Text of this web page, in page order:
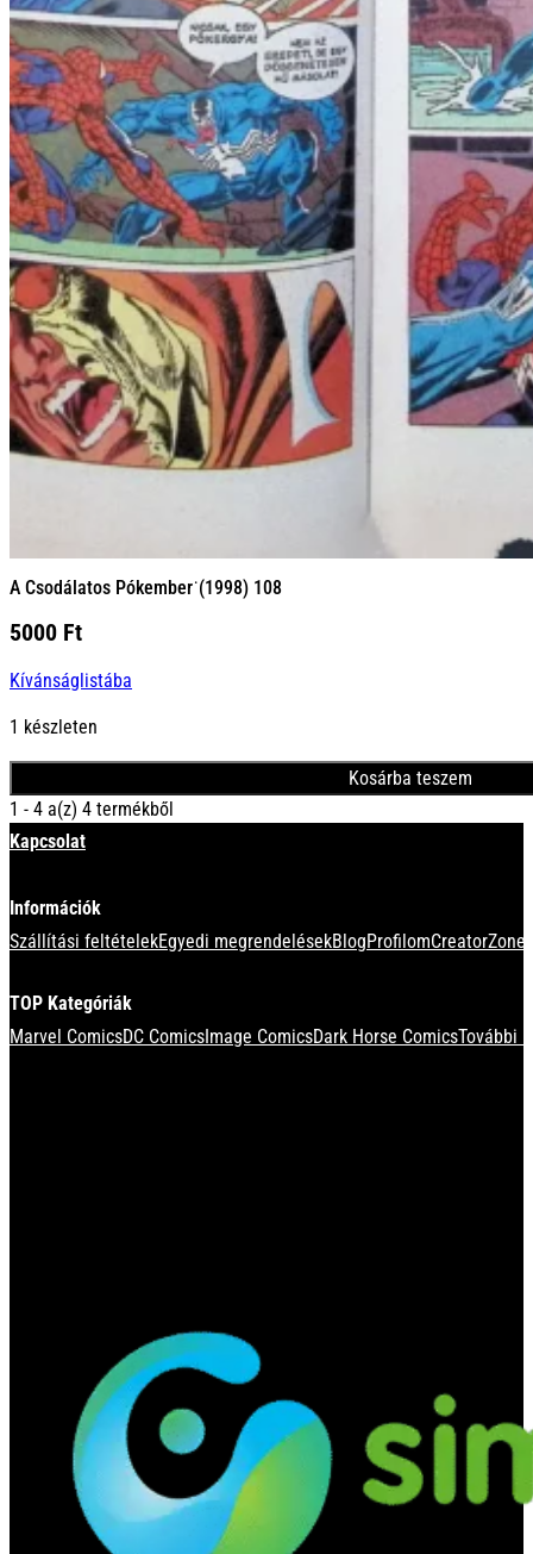
A Csodálatos Pókember˙(1998) 108
5000 Ft
Kívánságlistába
1 készleten
Kosárba teszem
1 - 4 a(z) 4 termékből
Kapcsolat
Információk
Szállítási feltételekEgyedi megrendelésekBlogProfilom
TOP Kategóriák
Marvel ComicsDC ComicsImage ComicsDark Horse ComicsTovábbi